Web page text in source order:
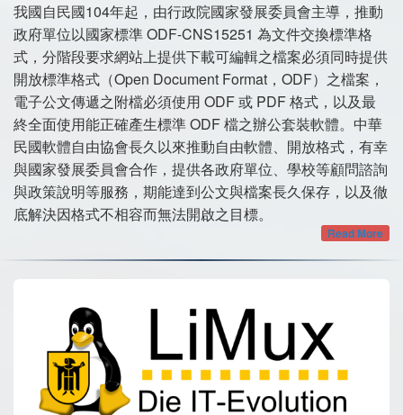
我國自民國104年起，由行政院國家發展委員會主導，推動
政府單位以國家標準 ODF-CNS15251 為文件交換標準格
式，分階段要求網站上提供下載可編輯之檔案必須同時提供
開放標準格式（Open Document Format，ODF）之檔案，
電子公文傳遞之附檔必須使用 ODF 或 PDF 格式，以及最
終全面使用能正確產生標準 ODF 檔之辦公套裝軟體。中華
民國軟體自由協會長久以來推動自由軟體、開放格式，有幸
與國家發展委員會合作，提供各政府單位、學校等顧問諮詢
與政策說明等服務，期能達到公文與檔案長久保存，以及徹
底解決因格式不相容而無法開啟之目標。
Read More